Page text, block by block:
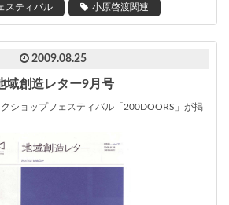
スティバル 小原啓渡関連
2009.08.25
域創造レター9月号
ショップフェスティバル「200DOORS」が掲